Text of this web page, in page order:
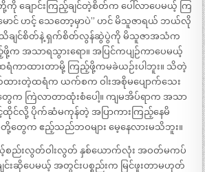
ျောင်းကြည့်ချင်တဲ့စိတ်က ပေါ်လာပေမယ့် ကြ
ောင် ဟင့် သေတော့မှာပဲ” ဟင် မိသူဇာရယ် ဘယ်လို
ျမသိချင်စိတ်နဲ့ ရှက်စိတ်လွန်ဆွဲပွဲကို မိသူဇာအသံက
ဖို့က အသာရသွားရော။ အပြင်ကပျဉ်ကာပေမယ့်
ရံကာထားတာမို့ ကြည့်ဖို့ကမခဲယဉ်းပါဘူး။ သိတဲ့
ထားတဲ့ထရံက ယက်စက ဝါးအစိုမပျောက်သေး
ေက ကြဲလာတာထုံးစံပေါ့။ ကျမအိပ်ရာက အသာ
င့်ထိုင်လို့ ပိုက်ဆံမကုန်တဲ့ အပြာကားကြည့်နေမိ
တွေက ဧည့်သည်ဘဝများ မေ့နေလားမသိဘူး။
ည်းလွတ်ဝါးလွတ် နှစ်ယောက်လုံး အဝတ်မကပ်
င်းဆိုပေမယ့် အတွင်းပစ္စည်းက မြင်ဖူးတာမဟုတ်